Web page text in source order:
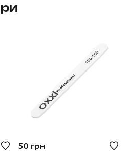
50 грн